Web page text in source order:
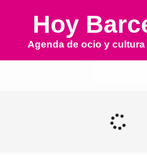
Hoy
Agenda de ocio y cultura